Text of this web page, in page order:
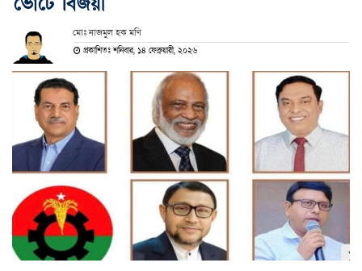
মোঃ নাজমুল হক মণি
প্রকাশিতঃ শনিবার, ১৪ ফেব্রুয়ারী, ২০২৬